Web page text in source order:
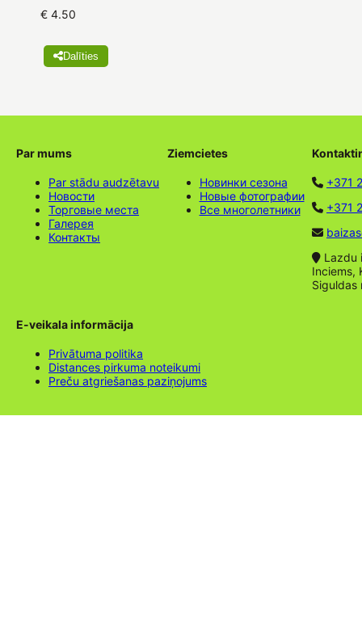
€ 4.50
Dalīties
Par mums
Par stādu audzētavu
Новости
Торговые места
Галерея
Контакты
Ziemcietes
Новинки сезона
Новые фотографии
Все многолетники
+371
+371
Lazdu
Inciems,
Siguldas
E-veikala informācija
Privātuma politika
Distances pirkuma noteikumi
Preču atgriešanas paziņojums